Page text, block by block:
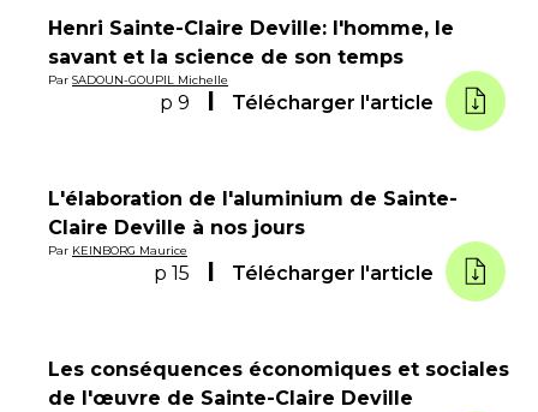
Henri Sainte-Claire Deville: l'homme, le
savant et la science de son temps
Par SADOUN-GOUPIL Michelle
p 9 Télécharger l'article
L'élaboration de l'aluminium de Sainte-
Claire Deville à nos jours
Par KEINBORG Maurice
p 15 Télécharger l'article
Les conséquences économiques et sociales
de l'œuvre de Sainte-Claire Deville